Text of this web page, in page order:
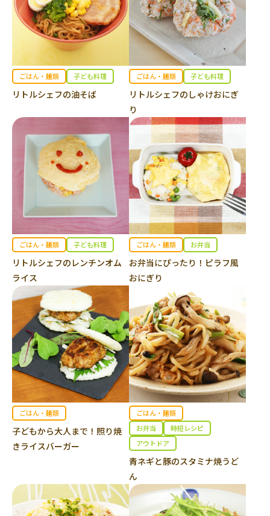
ごはん・麺類 子ども料理
リトルシェフの油そば
ごはん・麺類 子ども料理
リトルシェフのしゃけおにぎ
り
ごはん・麺類 子ども料理
リトルシェフのレンチンオム
ライス
ごはん・麺類 お弁当
お弁当にぴったり！ピラフ風
おにぎり
ごはん・麺類
子どもから大人まで！照り焼
きライスバーガー
ごはん・麺類
お弁当
時短レシピ
アウトドア
青ネギと豚のスタミナ焼うど
ん